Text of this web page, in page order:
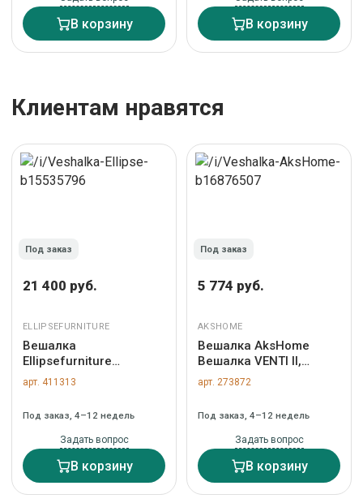
В корзину В корзину
Клиентам нравятся
Под заказ
21 400 руб.
ELLIPSEFURNITURE
Вешалка
Ellipsefurniture
Вешалка Stripe M
(кашемир) арт.
арт. 411313
Под заказ, 4–12 недель
Задать вопрос
В корзину
Под заказ
5 774 руб.
AKSHOME
Вешалка AksHome
Вешалка VENTI II,
белая арт. ZN-273872
арт. 273872
Под заказ, 4–12 недель
Задать вопрос
В корзину